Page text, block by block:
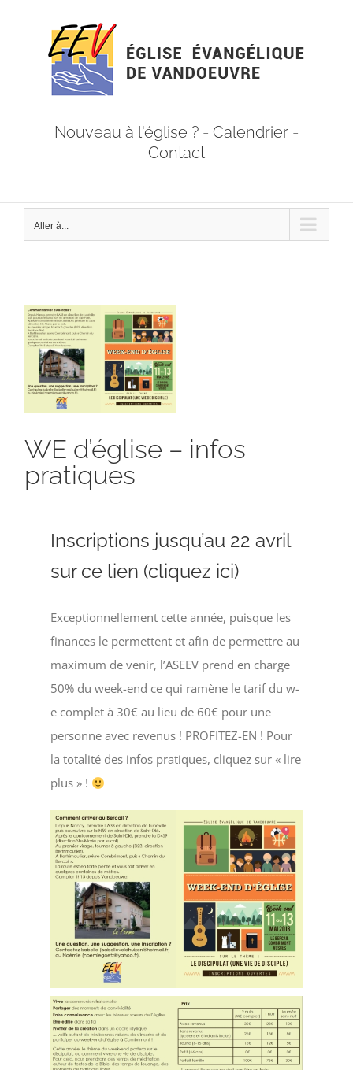
Nouveau à l'église ? - Calendrier -
Contact
Aller à...
Voir
l'image
agrandie
WE d’église – infos
pratiques
Inscriptions jusqu’au 22 avril
sur ce lien (cliquez ici)
Exceptionnellement cette année, puisque les
finances le permettent et afin de permettre au
maximum de venir, l’ASEEV prend en charge
50% du week-end ce qui ramène le tarif du w-
e complet à 30€ au lieu de 60€ pour une
personne avec revenus ! PROFITEZ-EN ! Pour
la totalité des infos pratiques, cliquez sur « lire
plus » !